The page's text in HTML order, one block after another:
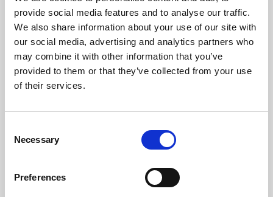
provide social media features and to analyse our traffic.
We also share information about your use of our site with
our social media, advertising and analytics partners who
may combine it with other information that you’ve
provided to them or that they’ve collected from your use
of their services.
Selection
Necessary
Preferences
Poids (kg)
Sortie Des Fumées (mm)
Dépression Nécessaire Dans La Cheminée (pa)
Autonomie Min/Max (h)
Puissance